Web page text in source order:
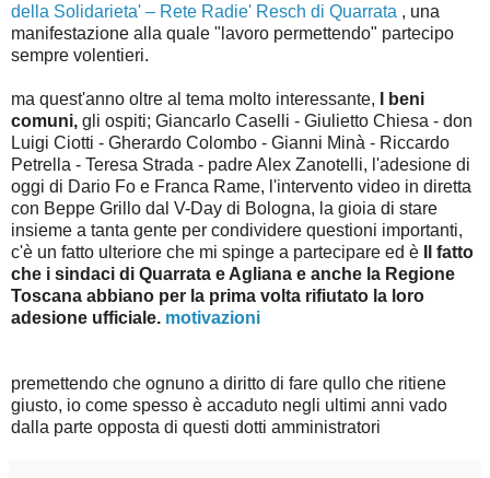
della Solidarieta' – Rete Radie' Resch di Quarrata , una
manifestazione alla quale "lavoro permettendo" partecipo
sempre volentieri.
ma quest'anno oltre al tema molto interessante,
I beni
comuni, gli ospiti; Giancarlo Caselli - Giulietto Chiesa - don
Luigi Ciotti - Gherardo Colombo - Gianni Minà - Riccardo
Petrella - Teresa Strada - padre Alex Zanotelli, l'adesione di
oggi di Dario Fo e Franca Rame, l'intervento video in diretta
con Beppe Grillo dal V-Day di Bologna, la gioia di stare
insieme a tanta gente per condividere questioni importanti,
c'è un fatto ulteriore che mi spinge a partecipare ed è
Il fatto
che i sindaci di Quarrata e Agliana e anche la Regione
Toscana abbiano per la prima volta rifiutato la loro
adesione ufficiale. motivazioni
premettendo che ognuno a diritto di fare qullo che ritiene
giusto, io come spesso è accaduto negli ultimi anni vado
dalla parte opposta di questi dotti amministratori